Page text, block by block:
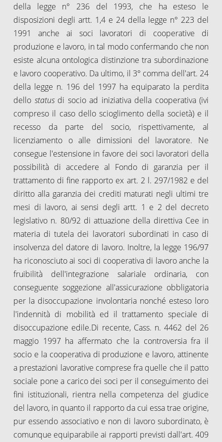
della legge n° 236 del 1993, che ha esteso le
disposizioni degli artt. 1,4 e 24 della legge n° 223 del
1991 anche ai soci lavoratori di cooperative di
produzione e lavoro, in tal modo confermando che non
esiste alcuna ontologica distinzione tra subordinazione
e lavoro cooperativo. Da ultimo, il 3° comma dell'art. 24
della legge n. 196 del 1997 ha equiparato la perdita
dello statusdi socio ad iniziativa della cooperativa (ivi
compreso il caso dello scioglimento della società) e il
recesso da parte del socio, rispettivamente, al
licenziamento o alle dimissioni del lavoratore. Ne
consegue l'estensione in favore dei soci lavoratori della
possibilità di accedere al Fondo di garanzia per il
trattamento di fine rapporto ex art. 2 l. 297/1982 e del
diritto alla garanzia dei crediti maturati negli ultimi tre
mesi di lavoro, ai sensi degli artt. 1 e 2 del decreto
legislativo n. 80/92 di attuazione della direttiva Cee in
materia di tutela dei lavoratori subordinati in caso di
insolvenza del datore di lavoro. Inoltre, la legge 196/97
ha riconosciuto ai soci di cooperativa di lavoro anche la
fruibilità dell'integrazione salariale ordinaria, con
conseguente soggezione all'assicurazione obbligatoria
per la disoccupazione involontaria nonché esteso loro
l'indennità di mobilità ed il trattamento speciale di
disoccupazione edile.Di recente, Cass. n. 4462 del 26
maggio 1997 ha affermato che la controversia fra il
socio e la cooperativa di produzione e lavoro, attinente
a prestazioni lavorative comprese fra quelle che il patto
sociale pone a carico dei soci per il conseguimento dei
fini istituzionali, rientra nella competenza del giudice
del lavoro, in quanto il rapporto da cui essa trae origine,
pur essendo associativo e non di lavoro subordinato, è
comunque equiparabile ai rapporti previsti dall'art. 409